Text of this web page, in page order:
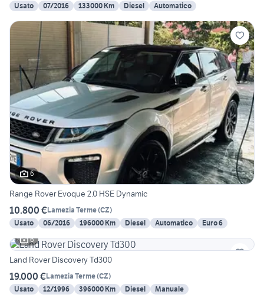
Usato 07/2016 133000 Km Diesel Automatico
6
Range Rover Evoque 2.0 HSE Dynamic
10.800 €Lamezia Terme(CZ)
Usato
06/2016 196000 Km Diesel Automatico
Euro 6
6
Land Rover Discovery Td300
19.000 €Lamezia Terme(CZ)
Usato
12/1996 396000 Km Diesel Manuale